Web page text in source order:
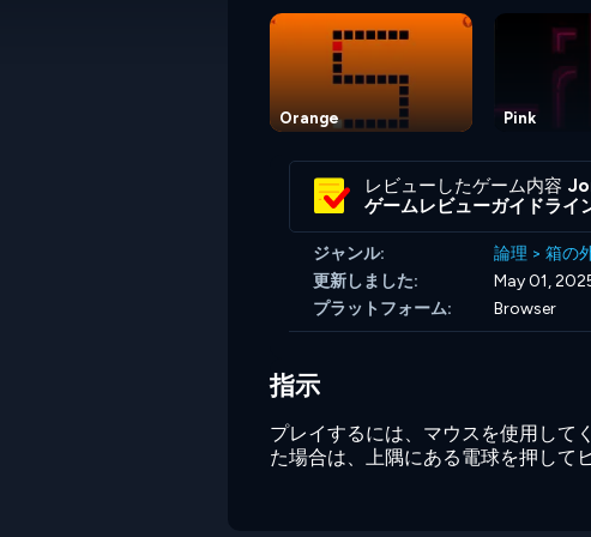
Orange Pink
レビューしたゲーム内容
ゲームレビューガイドライ
ジャンル: 論理 > 箱の
更新しました:
May 01,
プラットフォーム:
Browser
指示
プレイするには、マウスを使用して
た場合は、上隅にある電球を押して